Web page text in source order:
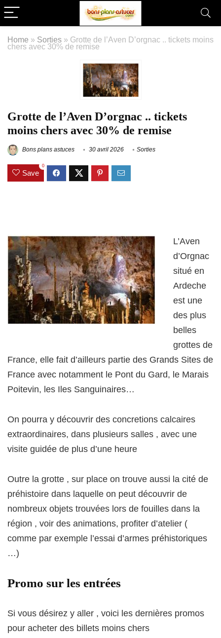
Home » Sorties » Grotte de l’Aven D’orgnac .. tickets moins
chers avec 30% de remise
Grotte de l’Aven D’orgnac .. tickets
moins chers avec 30% de remise
Bons plans astuces 30 avril 2026 Sorties
Save
0
L’Aven
d’Orgnac
situé en
Ardeche
est une
des plus
belles
grottes de
France, elle fait d’ailleurs partie des Grands Sites de
France avec notamment le Pont du Gard, le Marais
Poitevin, les Iles Sanguinaires…
On pourra y découvrir des concretions calcaires
extraordinaires, dans plusieurs salles , avec une
visite guidée de plus d’une heure
Outre la grotte , sur place on trouve aussi la cité de
préhistoire dans laquelle on peut découvrir de
nombreux objets trouvées lors de fouilles dans la
région , voir des animations, profiter d’atelier (
comme par exemple l’essai d’armes préhistoriques
…)
Promo sur les entrées
Si vous désirez y aller , voici les dernières promos
pour acheter des billets moins chers